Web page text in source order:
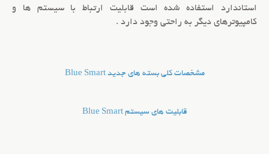
استاندارد استفاده شده است قابليت ارتباط با سيستم ها و
کامپيوترهاي ديگر به راحتي وجود دارد .
مشخصات كلي بسته هاي جديد Blue Smart
قابليت هاي سيستم Blue Smart